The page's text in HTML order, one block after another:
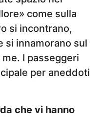
come sulla
si incontrano,
si innamorano sul
I passeggeri
per aneddoti
che vi hanno